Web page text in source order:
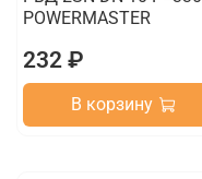
POWERMASTER
232 ₽
В корзину